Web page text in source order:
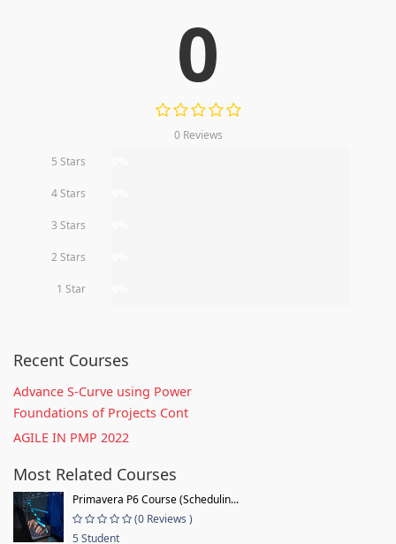
0
0 Reviews
5 Stars
4 Stars
3 Stars
2 Stars
1 Star
Recent Courses
Advance S-Curve using Power
Foundations of Projects Cont
AGILE IN PMP 2022
Most Related Courses
Primavera P6 Course (Schedulin...
(0 Reviews )
5 Student